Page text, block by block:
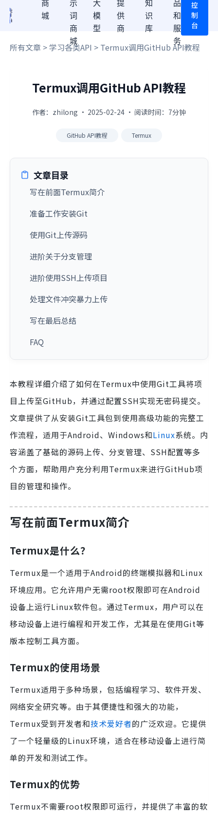
商
城
示
词
商
城
大
模
型
提
供
商
知
识
库
品
和
服
务
控
制
台
所有文章 >学习各类API > Termux调用GitHub API教程
Termux调用GitHub API教程
作者：zhilong · 2025-02-24 · 阅读时间：7分钟
GitHub API教程 Termux
文章目录
写在前面Termux简介
准备工作安装Git
使用Git上传源码
进阶关于分支管理
进阶使用SSH上传项目
处理文件冲突暴力上传
写在最后总结
FAQ
本教程详细介绍了如何在Termux中使用Git工具将项
目上传至GitHub，并通过配置SSH实现无密码提交。
文章提供了从安装Git工具包到使用高级功能的完整工
作流程，适用于Android、Windows和Linux系统。内
容涵盖了基础的源码上传、分支管理、SSH配置等多
个方面，帮助用户充分利用Termux来进行GitHub项
目的管理和操作。
写在前面Termux简介
Termux是什么？
Termux是一个适用于Android的终端模拟器和Linux
环境应用。它允许用户无需root权限即可在Android
设备上运行Linux软件包。通过Termux，用户可以在
移动设备上进行编程和开发工作，尤其是在使用Git等
版本控制工具方面。
Termux的使用场景
Termux适用于多种场景，包括编程学习、软件开发、
网络安全研究等。由于其便捷性和强大的功能，
Termux受到开发者和技术爱好者的广泛欢迎。它提供
了一个轻量级的Linux环境，适合在移动设备上进行简
单的开发和测试工作。
Termux的优势
Termux不需要root权限即可运行，并提供了丰富的软